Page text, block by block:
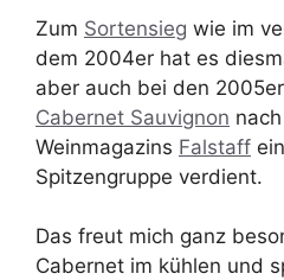
Zum Sortensieg wie im
dem 2004er hat es
aber auch bei den
Cabernet Sauvignon
Weinmagazins Falstaff
Spitzengruppe verdient.
Das freut mich ganz
Cabernet im kühlen und